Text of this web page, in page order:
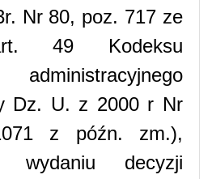
Nr 80, poz. 717 ze
49 Kodeksu
administracyjnego
Dz. U. z 2000 r Nr
z późn. zm.),
wydaniu decyzji